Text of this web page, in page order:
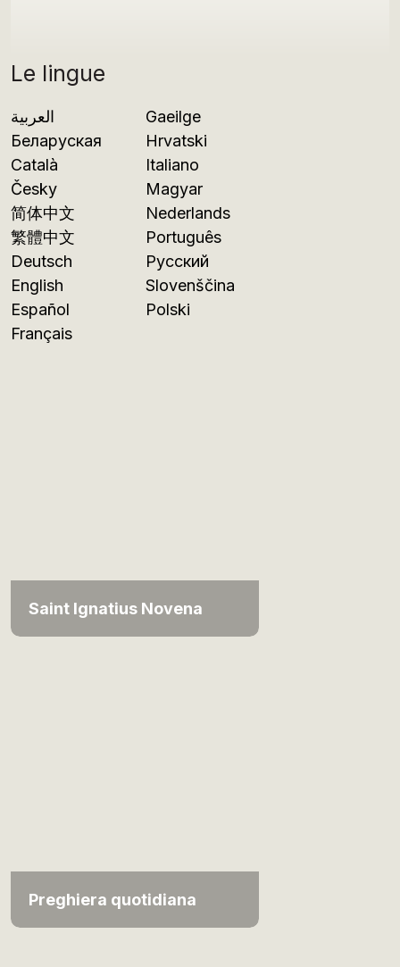
Le lingue
العربية
Беларуская
Català
Česky
简体中文
繁體中文
Deutsch
English
Español
Français
Gaeilge
Hrvatski
Italiano
Magyar
Nederlands
Português
Русский
Slovenščina
Polski
Saint Ignatius Novena
Preghiera quotidiana